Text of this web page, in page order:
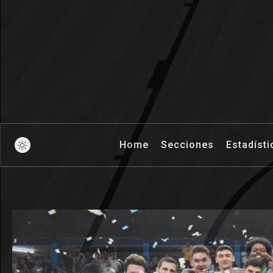
Pick And
Home Secciones